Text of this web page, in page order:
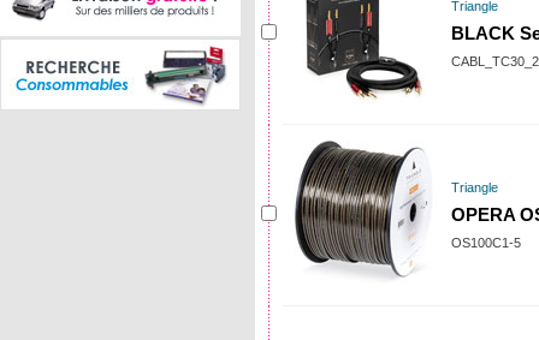
Triangle
BLACK
Triangle
OPERA
OS100C1-5